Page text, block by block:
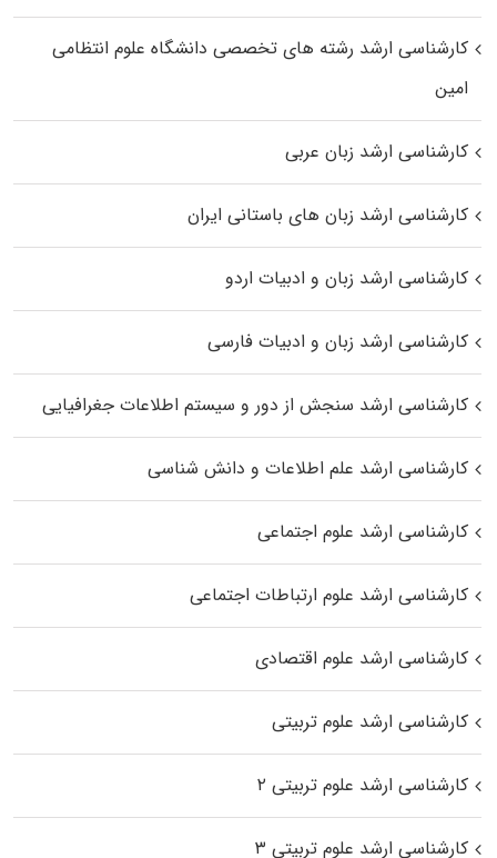
کارشناسی ارشد رﺷﺘﻪ ﻫﺎی تخصصی داﻧﺸﮕﺎه ﻋﻠﻮم انتظامی
اﻣﻴﻦ
کارشناسی ارشد زبان عربی
کارشناسی ارشد زبان‌ های باستانی ایران
کارشناسی ارشد زبان و ادبیات اردو
کارشناسی ارشد زبان و ادبیات فارسی
کارشناسی ارشد سنجش از دور و سیستم اطلاعات جغرافیایی
کارشناسی ارشد علم اطلاعات و دانش شناسی
کارشناسی ارشد علوم اجتماعی
کارشناسی ارشد علوم ارتباطات اجتماعی
کارشناسی ارشد علوم اقتصادی
کارشناسی ارشد علوم تربیتی
کارشناسی ارشد علوم تربیتی ۲
کارشناسی ارشد علوم تربیتی ۳